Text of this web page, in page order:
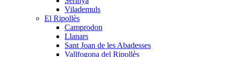
Vilademuls
El Ripollès
Camprodon
Llanars
Sant Joan de les Abadesses
Vallfogona del Ripollès